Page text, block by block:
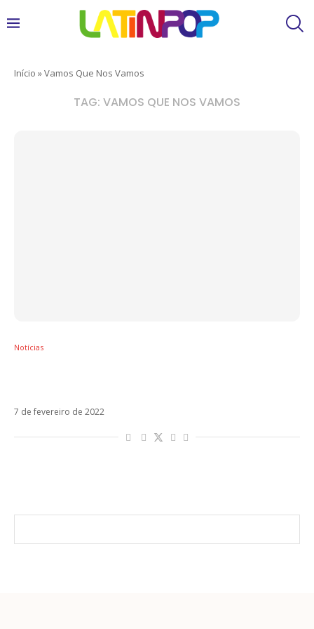
Início »Vamos Que Nos Vamos
TAG: VAMOS QUE NOS VAMOS
Notícias
7 de fevereiro de 2022